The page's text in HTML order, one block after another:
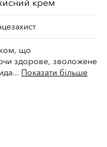
що
здорове, зволожене
Показати більше